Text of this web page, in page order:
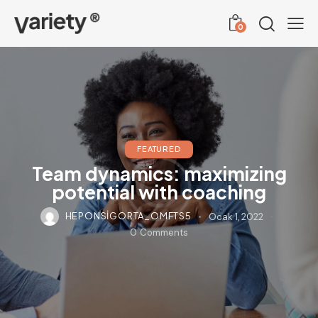
0
FEATURED
Team dynamics: maximizing
potential with coaching
HEPONSIGORTA_OMFTS5
Ocak 1, 2022
0 Comments